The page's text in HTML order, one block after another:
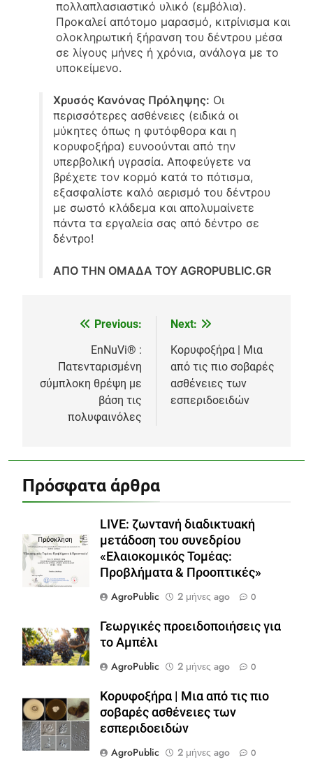
πολλαπλασιαστικό υλικό (εμβόλια).
Προκαλεί απότομο μαρασμό, κιτρίνισμα και
ολοκληρωτική ξήρανση του δέντρου μέσα
σε λίγους μήνες ή χρόνια, ανάλογα με το
υποκείμενο.
Χρυσός Κανόνας Πρόληψης: Οι
περισσότερες ασθένειες (ειδικά οι
μύκητες όπως η φυτόφθορα και η
κορυφοξήρα) ευνοούνται από την
υπερβολική υγρασία. Αποφεύγετε να
βρέχετε τον κορμό κατά το πότισμα,
εξασφαλίστε καλό αερισμό του δέντρου
με σωστό κλάδεμα και απολυμαίνετε
πάντα τα εργαλεία σας από δέντρο σε
δέντρο!
ΑΠΟ ΤΗΝ ΟΜΑΔΑ ΤΟΥ AGROPUBLIC.GR
Πλοήγηση
άρθρων
Previous:
EnNuVi® :
Πατενταρισμένη
σύμπλοκη θρέψη με
βάση τις
πολυφαινόλες
Next:
Κορυφοξήρα | Μια
από τις πιο σοβαρές
ασθένειες των
εσπεριδοειδών
Πρόσφατα άρθρα
LIVE: ζωντανή διαδικτυακή
μετάδοση του συνεδρίου
«Ελαιοκομικός Τομέας:
Προβλήματα & Προοπτικές»
AgroPublic
2 μήνες ago 0
Γεωργικές προειδοποιήσεις για
το Αμπέλι
AgroPublic
2 μήνες ago 0
Κορυφοξήρα | Μια από τις πιο
σοβαρές ασθένειες των
εσπεριδοειδών
AgroPublic
2 μήνες ago 0